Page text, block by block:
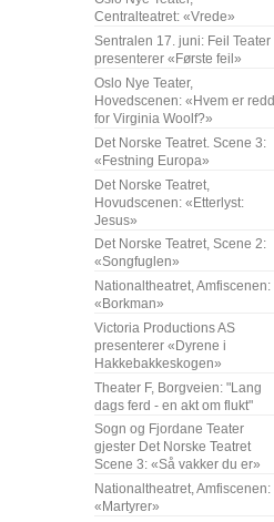
Centralteatret: «Vrede»
Sentralen 17. juni: Feil Teater
presenterer «Første feil»
Oslo Nye Teater,
Hovedscenen: «Hvem er redd
for Virginia Woolf?»
Det Norske Teatret. Scene 3:
«Festning Europa»
Det Norske Teatret,
Hovudscenen: «Etterlyst:
Jesus»
Det Norske Teatret, Scene 2:
«Songfuglen»
Nationaltheatret, Amfiscenen:
«Borkman»
Victoria Productions AS
presenterer «Dyrene i
Hakkebakkeskogen»
Theater F, Borgveien: "Lang
dags ferd - en akt om flukt"
Sogn og Fjordane Teater
gjester Det Norske Teatret
Scene 3: «Så vakker du er»
Nationaltheatret, Amfiscenen:
«Martyrer»